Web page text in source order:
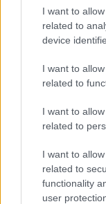
I want to
related to
device
I want to
related to
I want to
related to
I want to
related to
functionality
user
között
CÍMKÉK:
#MEZŐKÖVESD
Autópiac